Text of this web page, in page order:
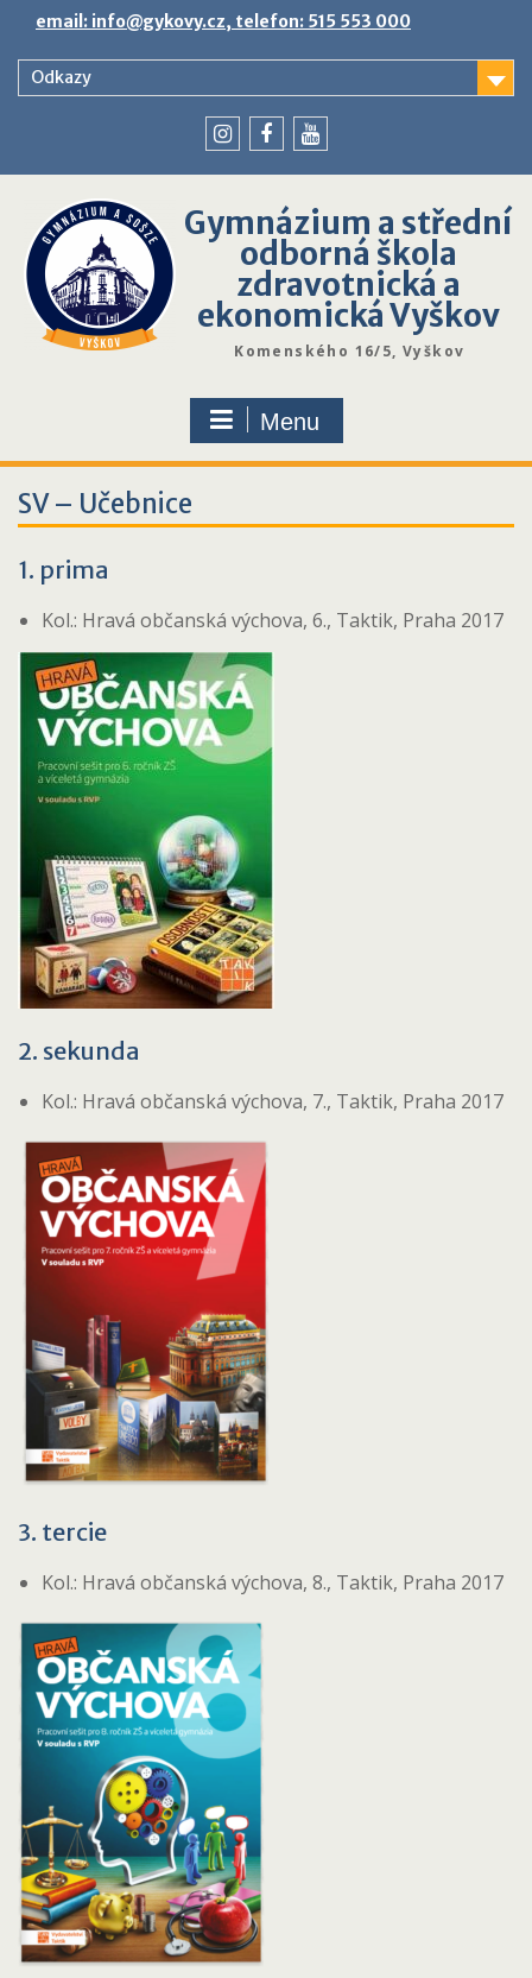
content
email: info@gykovy.cz, telefon: 515 553 000
Odkazy
Gymnázium a střední
odborná škola
zdravotnická a
ekonomická Vyškov
Komenského 16/5, Vyškov
Menu
SV – Učebnice
1. prima
Kol.: Hravá občanská výchova, 6., Taktik, Praha 2017
2. sekunda
Kol.: Hravá občanská výchova, 7., Taktik, Praha 2017
3. tercie
Kol.: Hravá občanská výchova, 8., Taktik, Praha 2017